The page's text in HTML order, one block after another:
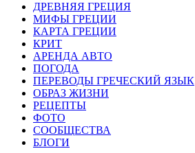
ДРЕВНЯЯ ГРЕЦИЯ
МИФЫ ГРЕЦИИ
КАРТА ГРЕЦИИ
КРИТ
АРЕНДА АВТО
ПОГОДА
ПЕРЕВОДЫ ГРЕЧЕСКИЙ ЯЗЫК
ОБРАЗ ЖИЗНИ
РЕЦЕПТЫ
ФОТО
СООБЩЕСТВА
БЛОГИ